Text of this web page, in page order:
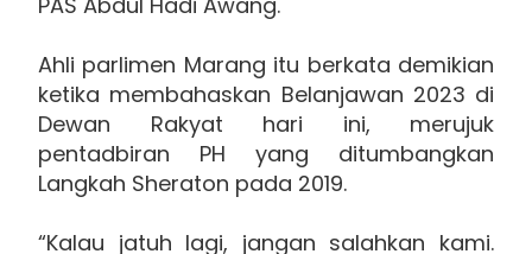
Ahli parlimen Marang itu berkata demikian
ketika membahaskan Belanjawan 2023 di
Dewan Rakyat hari ini, merujuk
pentadbiran PH yang ditumbangkan
Langkah Sheraton pada 2019.
“Kalau jatuh lagi, jangan salahkan kami.